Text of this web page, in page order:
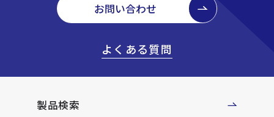
お問い合わせ
よくある質問
製品検索